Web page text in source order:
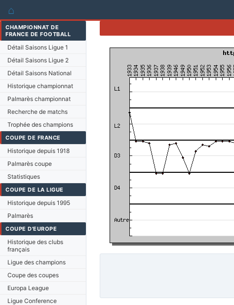
⌂
CHAMPIONNAT DE
FRANCE DE FOOTBALL
Détail Saisons Ligue 1
Détail Saisons Ligue 2
Détail Saisons National
Historique championnat
Palmarès championnat
Recherche de matchs
Trophée des champions
COUPE DE FRANCE
Historique depuis 1918
Palmarès coupe
Statistiques
COUPE DE LA LIGUE
Historique depuis 1995
Palmarès
COUPE D'EUROPE
Historique des clubs
français
Ligue des champions
Coupe des coupes
Europa League
Ligue Conference